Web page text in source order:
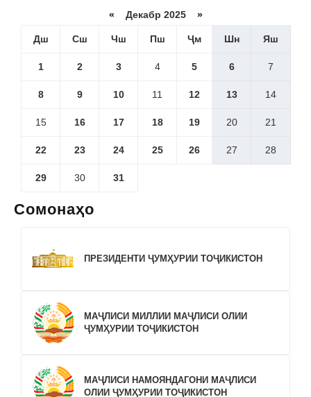
« Декабр 2025 »
Дш Сш Чш Пш Ҷм Шн Яш
1 2 3 4 5 6 7
8 9 10 11 12 13 14
15 16 17 18 19 20 21
22 23 24 25 26 27 28
29 30 31
Сомонаҳо
ПРЕЗИДЕНТИ ҶУМҲУРИИ ТОҶИКИСТОН
МАҶЛИСИ МИЛЛИИ МАҶЛИСИ ОЛИИ
ҶУМҲУРИИ ТОҶИКИСТОН
МАҶЛИСИ НАМОЯНДАГОНИ МАҶЛИСИ
ОЛИИ ҶУМҲУРИИ ТОҶИКИСТОН